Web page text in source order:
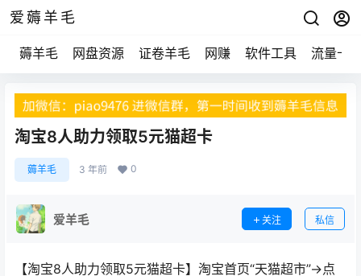
爱薅羊毛
薅羊毛 网盘资源 证卷羊毛 网赚 软件工具 流量卡
淘宝8人助力领取5元猫超卡
薅羊毛 3 年前 0
爱羊毛 关注 私信
【淘宝8人助力领取5元猫超卡】淘宝首页“天猫超市”->点